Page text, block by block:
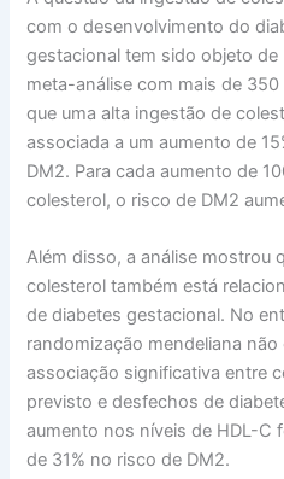
com o desenvolvimento do
gestacional tem sido objeto
meta-análise com mais de
que uma alta ingestão de
associada a um aumento de
DM2. Para cada aumento de
colesterol, o risco de DM2
Além disso, a análise mostrou
colesterol também está
de diabetes gestacional. No
randomização mendeliana
associação significativa entre
previsto e desfechos de
aumento nos níveis de HDL-C
de 31% no risco de DM2.